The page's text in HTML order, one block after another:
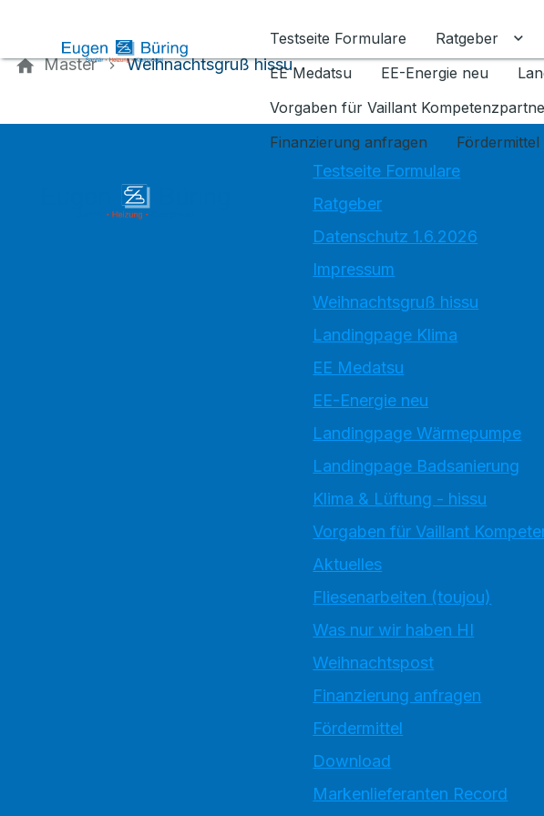
Testseite Formulare
Ratgeber
EE Medatsu
EE-Energie neu
Vorgaben für Vaillant
Finanzierung anfragen
Fördermittel
Master Weihnachtsgruß hissu
Testseite Formulare
Ratgeber
Datenschutz 1.6.2026
Impressum
Weihnachtsgruß hissu
Landingpage Klima
EE Medatsu
EE-Energie neu
Landingpage Wärmepumpe
Landingpage Badsanierung
Klima & Lüftung - hissu
Vorgaben für Vaillant
Aktuelles
Fliesenarbeiten (toujou)
Was nur wir haben HI
Weihnachtspost
Finanzierung anfragen
Fördermittel
Download
Markenlieferanten Record